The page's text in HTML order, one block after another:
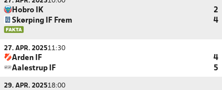
Hobro IK
2
Skørping IF Frem
4
27. APR. 202511:30
Arden IF
4
Aalestrup IF
5
29. APR. 202518:00